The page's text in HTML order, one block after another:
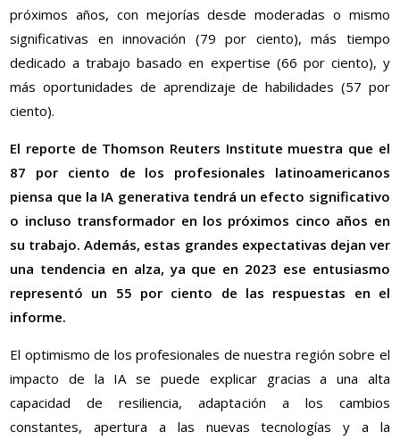
próximos años, con mejorías desde moderadas o mismo
significativas en innovación (79 por ciento), más tiempo
dedicado a trabajo basado en expertise (66 por ciento), y
más oportunidades de aprendizaje de habilidades (57 por
ciento).
El reporte de Thomson Reuters Institute muestra que el
87 por ciento de los profesionales latinoamericanos
piensa que la IA generativa tendrá un efecto significativo
o incluso transformador en los próximos cinco años en
su trabajo. Además, estas grandes expectativas dejan ver
una tendencia en alza, ya que en 2023 ese entusiasmo
representó un 55 por ciento de las respuestas en el
informe.
El optimismo de los profesionales de nuestra región sobre el
impacto de la IA se puede explicar gracias a una alta
capacidad de resiliencia, adaptación a los cambios
constantes, apertura a las nuevas tecnologías y a la